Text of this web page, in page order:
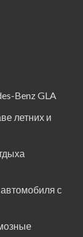
Benz GLA
летних и
с